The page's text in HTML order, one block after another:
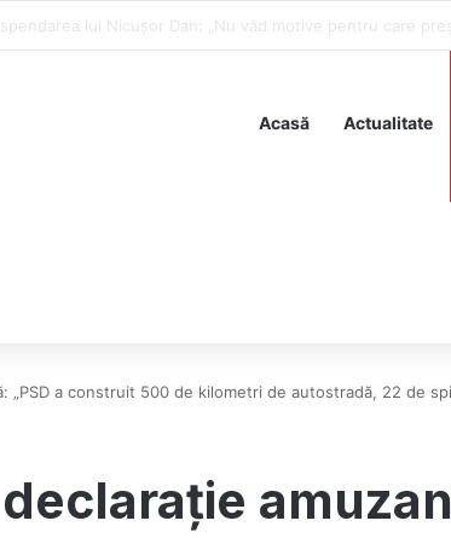
refuză să trimită rachete Ucrainei
Acasă Actualitate
„PSD a construit 500 de kilometri de autostradă, 22 de